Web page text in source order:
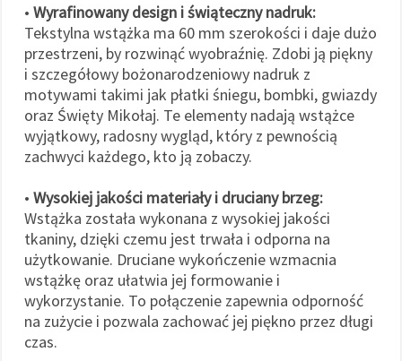
• Wyrafinowany design i świąteczny nadruk:
Tekstylna wstążka ma 60 mm szerokości i daje dużo
przestrzeni, by rozwinąć wyobraźnię. Zdobi ją piękny
i szczegółowy bożonarodzeniowy nadruk z
motywami takimi jak płatki śniegu, bombki, gwiazdy
oraz Święty Mikołaj. Te elementy nadają wstążce
wyjątkowy, radosny wygląd, który z pewnością
zachwyci każdego, kto ją zobaczy.
• Wysokiej jakości materiały i druciany brzeg:
Wstążka została wykonana z wysokiej jakości
tkaniny, dzięki czemu jest trwała i odporna na
użytkowanie. Druciane wykończenie wzmacnia
wstążkę oraz ułatwia jej formowanie i
wykorzystanie. To połączenie zapewnia odporność
na zużycie i pozwala zachować jej piękno przez długi
czas.